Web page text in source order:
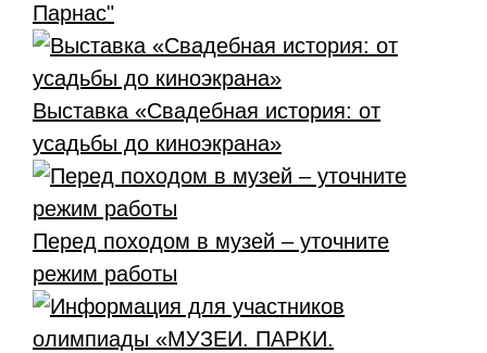
Парнас"
Выставка «Свадебная история: от
усадьбы до киноэкрана»
Перед походом в музей – уточните
режим работы